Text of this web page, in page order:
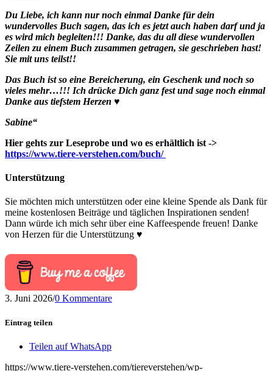
Du Liebe, ich kann nur noch einmal Danke für dein
wundervolles Buch sagen, das ich es jetzt auch haben darf und ja
es wird mich begleiten!!! Danke, das du all diese wundervollen
Zeilen zu einem Buch zusammen getragen, sie geschrieben hast!
Sie mit uns teilst!!
Das Buch ist so eine Bereicherung, ein Geschenk und noch so
vieles mehr…!!! Ich drücke Dich ganz fest und sage noch einmal
Danke aus tiefstem Herzen ♥
Sabine“
Hier gehts zur Leseprobe und wo es erhältlich ist ->
https://www.tiere-verstehen.com/buch/
Unterstützung
Sie möchten mich unterstützen oder eine kleine Spende als Dank für
meine kostenlosen Beiträge und täglichen Inspirationen senden!
Dann würde ich mich sehr über eine Kaffeespende freuen! Danke
von Herzen für die Unterstützung ♥
3. Juni 2026/0 Kommentare
Eintrag teilen
Teilen auf WhatsApp
https://www.tiere-verstehen.com/tiereverstehen/wp-